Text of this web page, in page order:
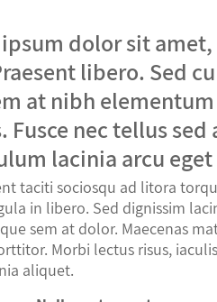
dolor sit
libero. Sed
at nibh
Fusce nec tellus
lacinia arcu
taciti sociosqu ad litora
in libero. Sed dignissim
sem at dolor. Maecenas
Morbi lectus risus,
aliquet.